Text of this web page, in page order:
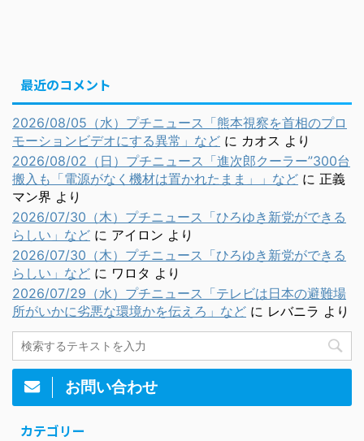
最近のコメント
2026/08/05（水）プチニュース「熊本視察を首相のプロ
モーションビデオにする異常」など に カオス より
2026/08/02（日）プチニュース「進次郎クーラー”300台
搬入も「電源がなく機材は置かれたまま」」など に 正義
マン界 より
2026/07/30（木）プチニュース「ひろゆき新党ができる
らしい」など に アイロン より
2026/07/30（木）プチニュース「ひろゆき新党ができる
らしい」など に ワロタ より
2026/07/29（水）プチニュース「テレビは日本の避難場
所がいかに劣悪な環境かを伝えろ」など に レバニラ より
お問い合わせ
カテゴリー